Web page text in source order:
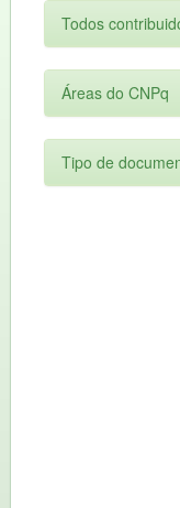
Todos
Áreas do CNPq
Tipo de